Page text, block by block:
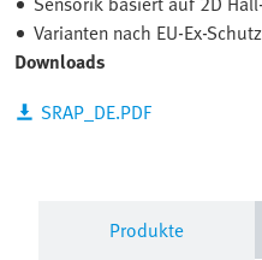
Varianten nach EU-Ex-
Downloads
SRAP_DE.PDF
Produkte